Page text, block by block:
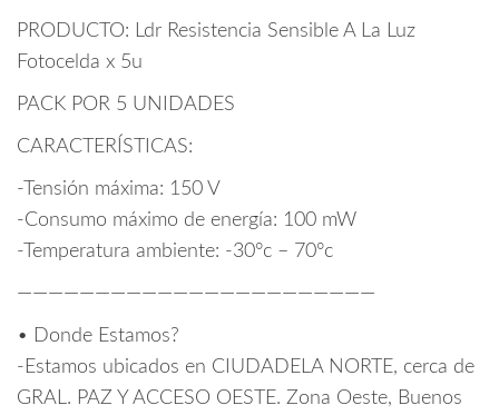
PRODUCTO: Ldr Resistencia Sensible A La Luz
Fotocelda x 5u
PACK POR 5 UNIDADES
CARACTERÍSTICAS:
-Tensión máxima: 150 V
-Consumo máximo de energía: 100 mW
-Temperatura ambiente: -30°c – 70°c
———————————————————————
• Donde Estamos?
-Estamos ubicados en CIUDADELA NORTE, cerca de
GRAL. PAZ Y ACCESO OESTE. Zona Oeste, Buenos